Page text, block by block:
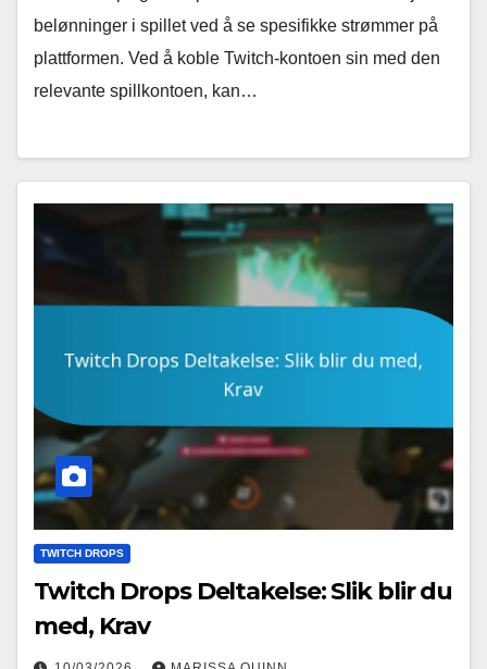
belønninger i spillet ved å se spesifikke strømmer på
plattformen. Ved å koble Twitch-kontoen sin med den
relevante spillkontoen, kan…
TWITCH DROPS
Twitch Drops Deltakelse: Slik blir du
med, Krav